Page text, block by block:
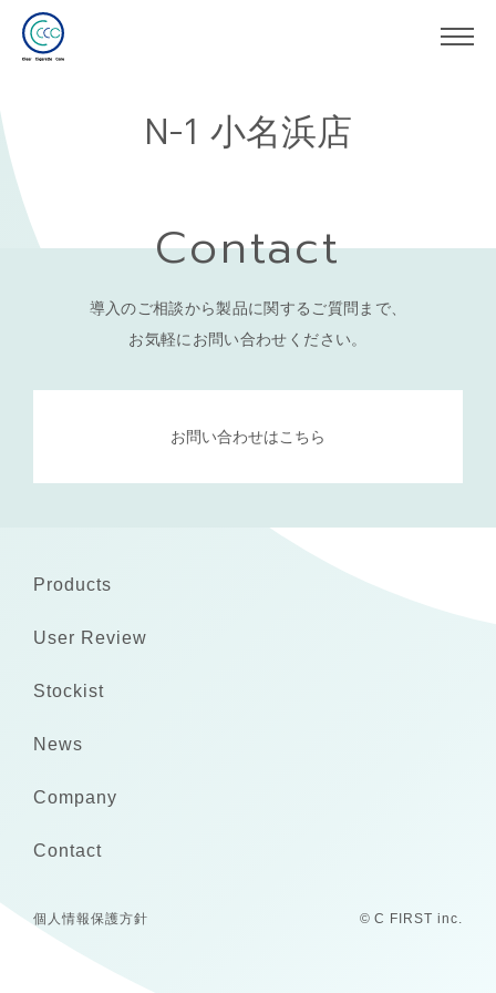
N-1 小名浜店
Contact
導入のご相談から製品に関するご質問まで、
お気軽にお問い合わせください。
お問い合わせはこちら
Products
User Review
Stockist
News
Company
Contact
個人情報保護方針 © C FIRST inc.